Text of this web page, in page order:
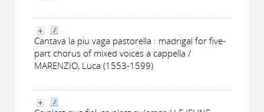
Cantava la piu vaga pastorella : madrigal for five-
part chorus of mixed voices a cappella /
MARENZIO, Luca (1553-1599)